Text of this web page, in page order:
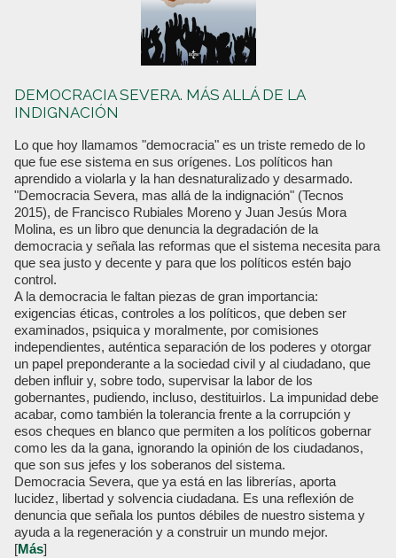
DEMOCRACIA SEVERA. MÁS ALLÁ DE LA
INDIGNACIÓN
Lo que hoy llamamos "democracia" es un triste remedo de lo
que fue ese sistema en sus orígenes. Los políticos han
aprendido a violarla y la han desnaturalizado y desarmado.
"Democracia Severa, mas allá de la indignación" (Tecnos
2015), de Francisco Rubiales Moreno y Juan Jesús Mora
Molina, es un libro que denuncia la degradación de la
democracia y señala las reformas que el sistema necesita para
que sea justo y decente y para que los políticos estén bajo
control.
A la democracia le faltan piezas de gran importancia:
exigencias éticas, controles a los políticos, que deben ser
examinados, psiquica y moralmente, por comisiones
independientes, auténtica separación de los poderes y otorgar
un papel preponderante a la sociedad civil y al ciudadano, que
deben influir y, sobre todo, supervisar la labor de los
gobernantes, pudiendo, incluso, destituirlos. La impunidad debe
acabar, como también la tolerancia frente a la corrupción y
esos cheques en blanco que permiten a los políticos gobernar
como les da la gana, ignorando la opinión de los ciudadanos,
que son sus jefes y los soberanos del sistema.
Democracia Severa, que ya está en las librerías, aporta
lucidez, libertad y solvencia ciudadana. Es una reflexión de
denuncia que señala los puntos débiles de nuestro sistema y
ayuda a la regeneración y a construir un mundo mejor.
[Más]